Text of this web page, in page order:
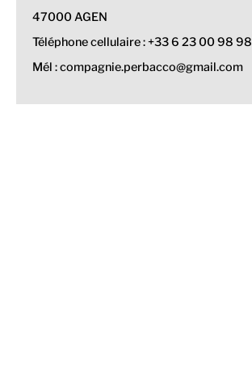
47000 AGEN
Téléphone cellulaire : +33 6 23 00 98 98
Mél : compagnie.perbacco@gmail.com